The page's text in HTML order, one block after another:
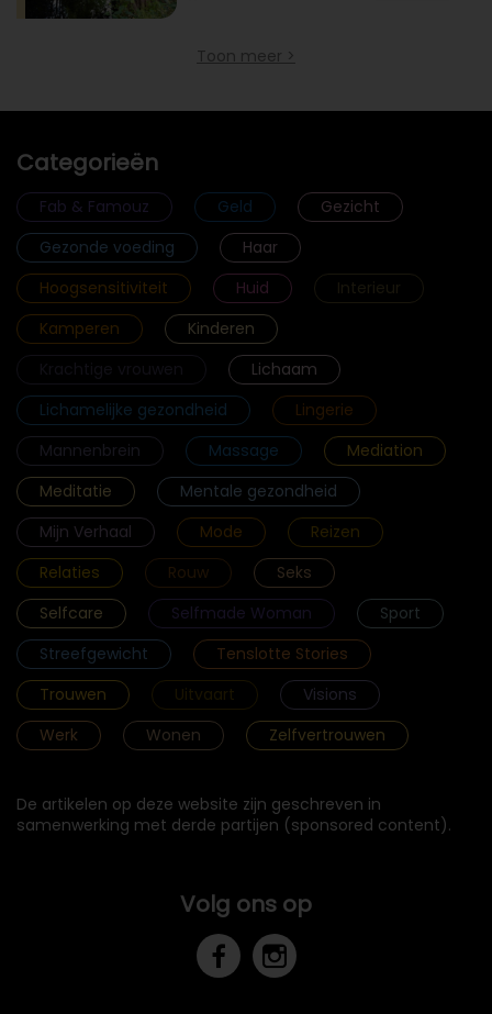
Toon meer >
Categorieën
Fab & Famouz Geld
Gezicht
Gezonde voeding
Haar
Hoogsensitiviteit
Huid
Interieur
Kamperen
Kinderen
Lichaam
Lichamelijke gezondheid
Lingerie
Mannenbrein
Massage
Mediation
Meditatie
Mentale gezondheid
Mijn Verhaal
Mode
Reizen
Relaties
Rouw
Seks
Selfcare
Selfmade Woman
Sport
Streefgewicht
Tenslotte Stories
Trouwen
Uitvaart
Visions
Werk
Wonen Zelfvertrouwen
De artikelen op deze website zijn geschreven in
samenwerking met derde partijen (sponsored content).
Volg ons op